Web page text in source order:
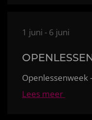
1 juni - 6 juni
Openlessenweek
Lees meer